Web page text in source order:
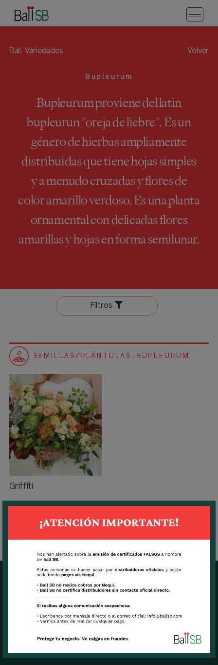
Ball. Variedades Volver
Bupleurum
Bupleurum proviene del latin
bupleurun "oreja de liebre". Es un
género de hierbas ampliamente
distribuidas que tiene hojas simples
y a menudo cruzadas y flores de
color amarillo verdoso. Es una planta
ornamental con delicadas flores
amarillas y hojas en forma semilunar.
Filtros
SEMILLAS/PLÁNTULAS-BUPLEURUM
Griffiti
7270 N.W. 12th Street, suite 580.
Miami, FL USA 33126